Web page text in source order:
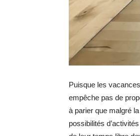
Puisque les
empêche pas de
à parier que malgré
possibilités